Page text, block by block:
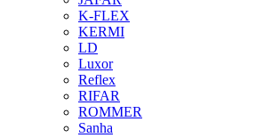
K-FLEX
KERMI
LD
Luxor
Reflex
RIFAR
ROMMER
Sanha